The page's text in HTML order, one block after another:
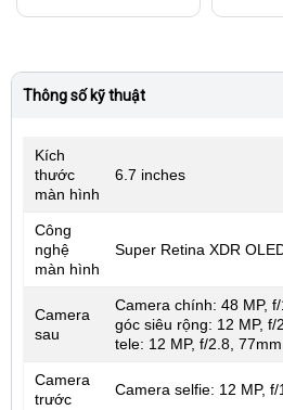
Thông số kỹ thuật
Kích
thước
màn hình
6.7 inches
Công
nghệ
màn hình
Super Retina XDR
Camera
sau
Camera chính: 48 MP,
góc siêu rộng: 12 MP, f/
tele: 12 MP, f/2.8,
Camera
trước
Camera selfie: 12 MP,